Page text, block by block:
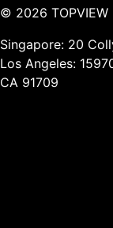
© 2026 TOPVIEW
Singapore: 20
Los Angeles:
CA 91709